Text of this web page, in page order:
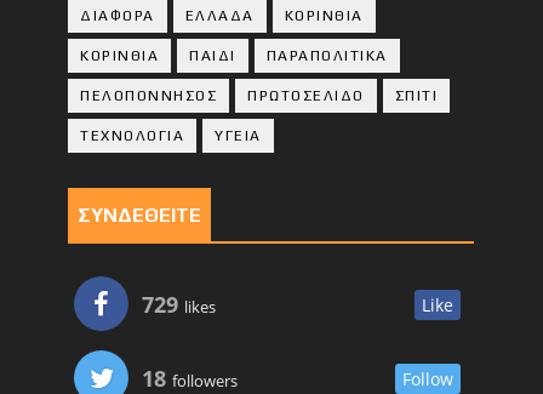
ΔΙΑΦΟΡΑ ΕΛΛΑΔΑ ΚΟΡΙΝΘΙΑ
ΚΟΡΙΝΘΙA ΠΑΙΔΙ ΠΑΡΑΠΟΛΙΤΙΚΑ
ΠΕΛΟΠΟΝΝΗΣΟΣ ΠΡΩΤΟΣΕΛΙΔΟ ΣΠΙΤΙ
ΤΕΧΝΟΛΟΓΙΑ ΥΓΕΙΑ
ΣΥΝΔΕΘΕΙΤΕ
729 likes Like
18 followers Follow